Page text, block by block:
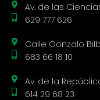
Av. de las
629 777 626
Calle Gonzalo
683 66 18 10
Av. de la
614 29 68 23